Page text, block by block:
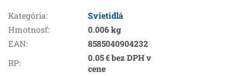
Kategória:
Svietidlá
Hmotnosť:
0.006 kg
EAN:
8585040904232
RP:
0.05 € bez DPH v
cene